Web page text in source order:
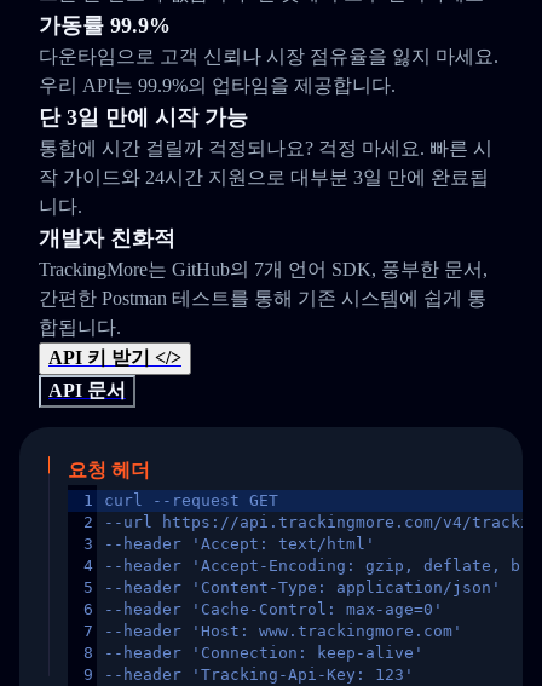
가동률 99.9%
다운타임으로 고객 신뢰나 시장 점유율을 잃지 마세요.
우리 API는 99.9%의 업타임을 제공합니다.
단 3일 만에 시작 가능
통합에 시간 걸릴까 걱정되나요? 걱정 마세요. 빠른 시
작 가이드와 24시간 지원으로 대부분 3일 만에 완료됩
니다.
개발자 친화적
TrackingMore는 GitHub의 7개 언어 SDK, 풍부한 문서,
간편한 Postman 테스트를 통해 기존 시스템에 쉽게 통
합됩니다.
API 키 받기 </>
API 문서
요청 헤더
1
2
3
4
5
6
7
8
9
curl --request GET
--url https://api.trackingmore.com/v4/trackings/
--header 'Accept: text/html'
--header 'Accept-Encoding: gzip, deflate,
--header 'Content-Type: application/json'
--header 'Cache-Control: max-age=0'
--header 'Host: www.trackingmore.com'
--header 'Connection: keep-alive'
--header 'Tracking-Api-Key: 123'